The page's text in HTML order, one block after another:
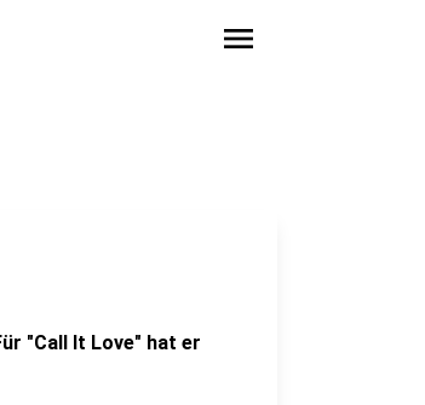
menu
"Call It Love" hat er